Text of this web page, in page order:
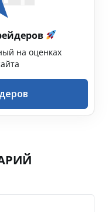
на оценках